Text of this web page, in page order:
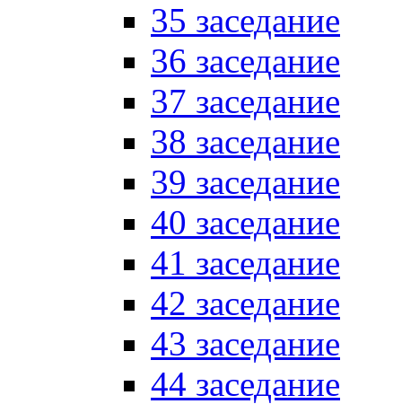
35 заседание
36 заседание
37 заседание
38 заседание
39 заседание
40 заседание
41 заседание
42 заседание
43 заседание
44 заседание